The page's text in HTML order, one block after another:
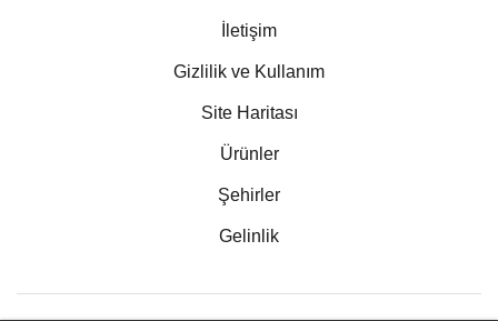
İletişim
Gizlilik ve Kullanım
Site Haritası
Ürünler
Şehirler
Gelinlik